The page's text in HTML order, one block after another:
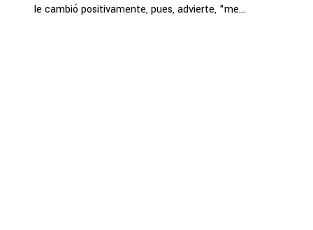
le cambió positivamente, pues, advierte, "me...